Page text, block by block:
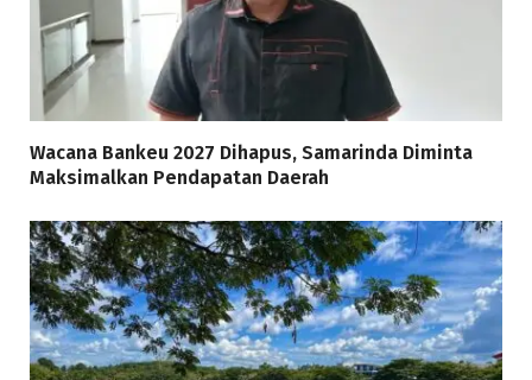
Wacana Bankeu 2027 Dihapus, Samarinda Diminta
Maksimalkan Pendapatan Daerah